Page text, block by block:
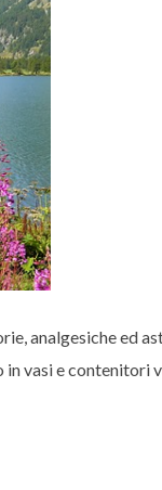
analgesiche ed
vasi e contenitori